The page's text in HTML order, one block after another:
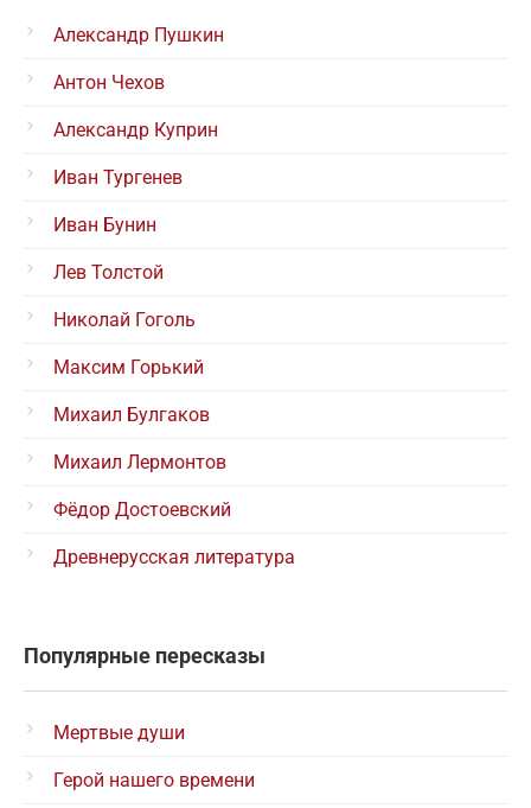
Александр Пушкин
Антон Чехов
Александр Куприн
Иван Тургенев
Иван Бунин
Лев Толстой
Николай Гоголь
Максим Горький
Михаил Булгаков
Михаил Лермонтов
Фёдор Достоевский
Древнерусская литература
Популярные пересказы
Мертвые души
Герой нашего времени